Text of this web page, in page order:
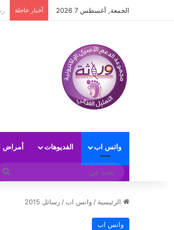
الجمعة, أغسطس 7 2026 أخبار عاجلة
واتس اب الفديوهات أمراض
الرئيسية / واتس اب / رسائل 2015
واتس اب